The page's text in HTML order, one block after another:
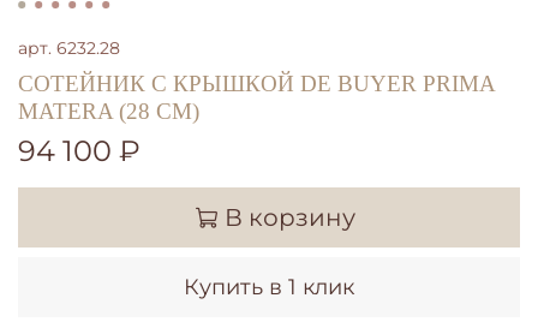
арт. 6232.28
СОТЕЙНИК С КРЫШКОЙ DE BUYER PRIMA
MATERA (28 СМ)
94 100 ₽
В корзину
Купить в 1 клик